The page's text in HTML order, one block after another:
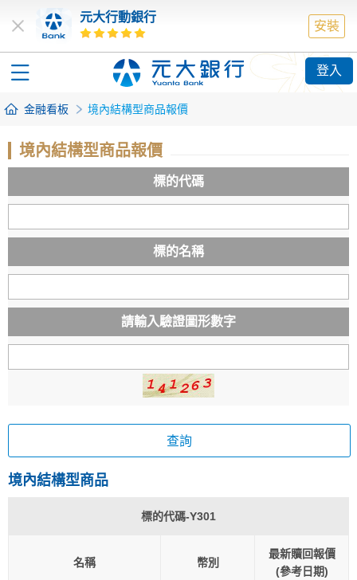
元大行動銀行
安裝
登入
金融看板 境內結構型商品報價
境內結構型商品報價
標的代碼
標的名稱
請輸入驗證圖形數字
查詢
境內結構型商品
標的代碼-Y301
名稱 幣別
最新贖回報價
(參考日期)